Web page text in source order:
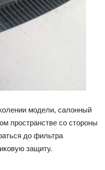
модели, салонный
пространстве со стороны
до фильтра
защиту.